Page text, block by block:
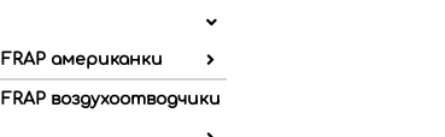
FRAP американки
FRAP воздухоотводчики